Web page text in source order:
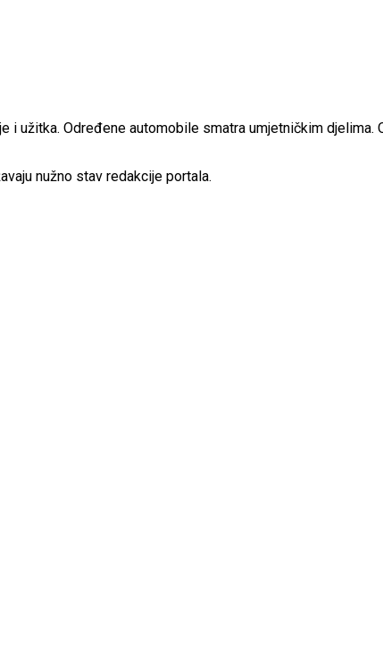
užitka. Određene automobile smatra umjetničkim djelima.
nužno stav redakcije portala.